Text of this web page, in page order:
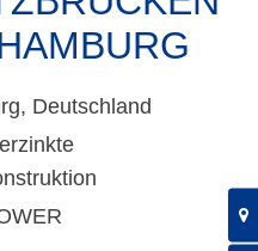
Deutschland